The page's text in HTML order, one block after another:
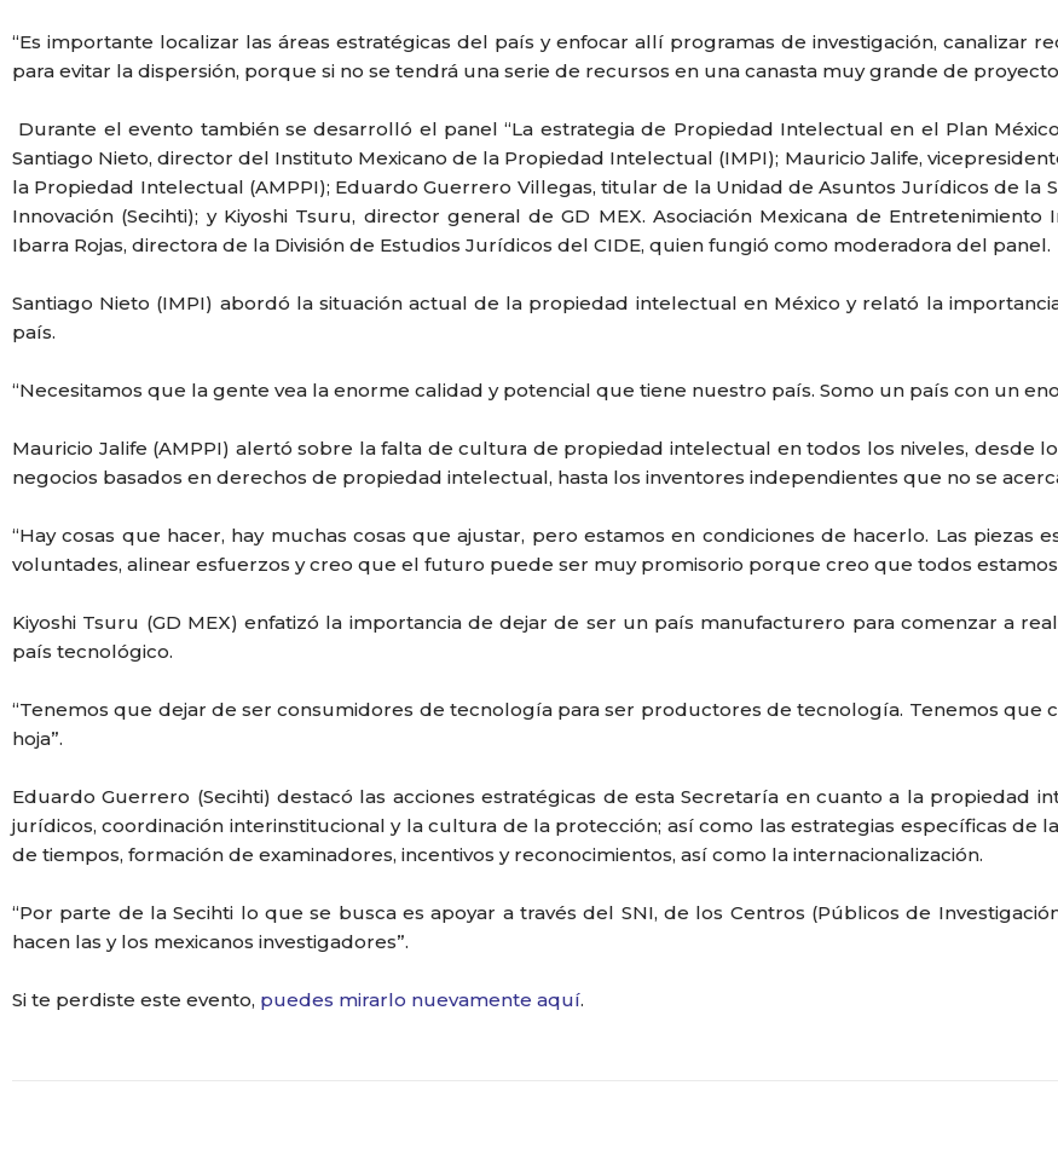
“Es importante localizar las áreas estratégicas del país y enfocar allí programas de investigación, canalizar
para evitar la dispersión, porque si no se tendrá una serie de recursos en una canasta muy grande de
Durante el evento también se desarrolló el panel “La estrategia de Propiedad Intelectual en el Plan
Santiago Nieto, director del Instituto Mexicano de la Propiedad Intelectual (IMPI); Mauricio Jalife,
la Propiedad Intelectual (AMPPI); Eduardo Guerrero Villegas, titular de la Unidad de Asuntos Jurídicos de la
Innovación (Secihti); y Kiyoshi Tsuru, director general de GD MEX. Asociación Mexicana de
Ibarra Rojas, directora de la División de Estudios Jurídicos del CIDE, quien fungió como moderadora del panel.
Santiago Nieto (IMPI) abordó la situación actual de la propiedad intelectual en México y relató la
país.
“Necesitamos que la gente vea la enorme calidad y potencial que tiene nuestro país. Somo un país con un
Mauricio Jalife (AMPPI) alertó sobre la falta de cultura de propiedad intelectual en todos los niveles, desde
negocios basados en derechos de propiedad intelectual, hasta los inventores independientes que no se
“Hay cosas que hacer, hay muchas cosas que ajustar, pero estamos en condiciones de hacerlo. Las piezas
voluntades, alinear esfuerzos y creo que el futuro puede ser muy promisorio porque creo que todos estamos
Kiyoshi Tsuru (GD MEX) enfatizó la importancia de dejar de ser un país manufacturero para comenzar a
país tecnológico.
“Tenemos que dejar de ser consumidores de tecnología para ser productores de tecnología. Tenemos que
hoja”.
Eduardo Guerrero (Secihti) destacó las acciones estratégicas de esta Secretaría en cuanto a la propiedad
jurídicos, coordinación interinstitucional y la cultura de la protección; así como las estrategias específicas de
de tiempos, formación de examinadores, incentivos y reconocimientos, así como la internacionalización.
“Por parte de la Secihti lo que se busca es apoyar a través del SNI, de los Centros (Públicos de
hacen las y los mexicanos investigadores”.
Si te perdiste este evento, puedes mirarlo nuevamente aquí.